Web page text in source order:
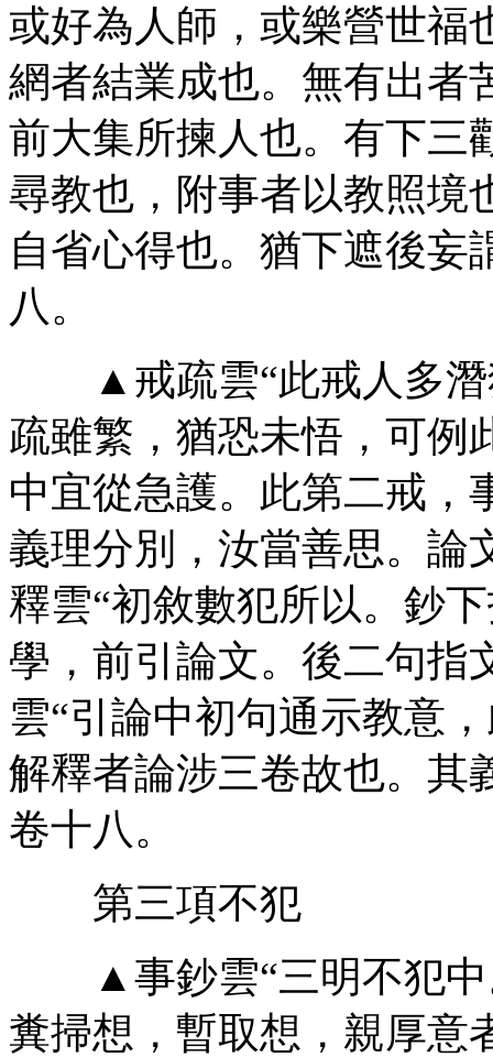
或好為人師，或樂營世福
網者結業成也。無有出者
前大集所揀人也。有下三
尋教也，附事者以教照境
自省心得也。猶下遮後妄
八。
▲戒疏雲“此戒人多潛
疏雖繁，猶恐未悟，可例
中宜從急護。此第二戒，
義理分別，汝當善思。論
釋雲“初敘數犯所以。鈔
學，前引論文。後二句指
雲“引論中初句通示教意
解釋者論涉三卷故也。其
卷十八。
第三項不犯
▲事鈔雲“三明不犯中
糞掃想，暫取想，親厚意